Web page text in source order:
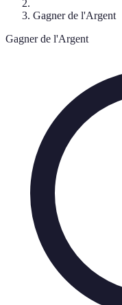
Gagner de l'Argent
Gagner de l'Argent